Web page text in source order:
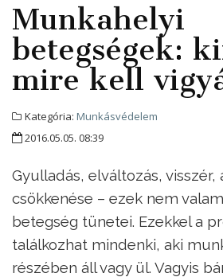
Munkahelyi
betegségek:
mire kell
Kategória: Munkásvédelem
2016.05.05. 08:39
Gyulladás, elváltozás, visszér,
csökkenése – ezek nem
betegség tünetei. Ezekkel a
találkozhat mindenki, aki
részében áll vagy ül. Vagyis